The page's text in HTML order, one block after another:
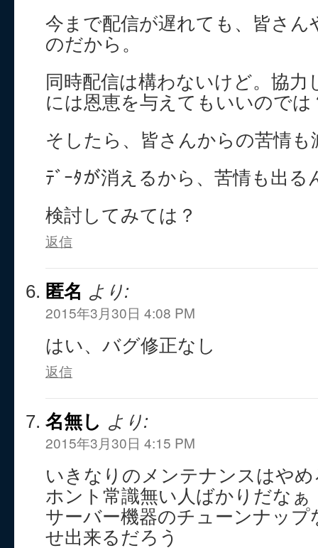
今まで配信が遅れても、皆さ
のだから。
同時配信は構わないけど。協
には恩恵を与えてもいいのでは
そしたら、皆さんからの苦情
ﾃﾞｰﾀが消えるから、苦情も出
検討してみては？
返信
匿名 より:
2015年3月30日 4:08 PM
はい、バグ修正なし
返信
名無し より:
2015年3月30日 4:15 PM
いきなりのメンテナンスはや
ホント常識無い人ばかりだなぁ
サーバー機器のチューンナップ
せ出来るだろう